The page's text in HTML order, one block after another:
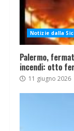
Notizie dalla
Palermo,
incendi: otto
11 giugno 2026